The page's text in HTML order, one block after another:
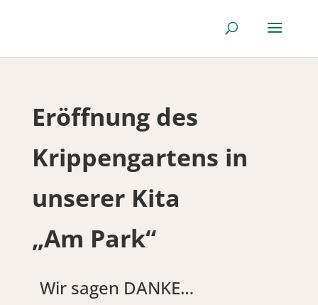
Eröffnung des
Krippengartens in
unserer Kita
„Am Park“
Wir sagen DANKE…